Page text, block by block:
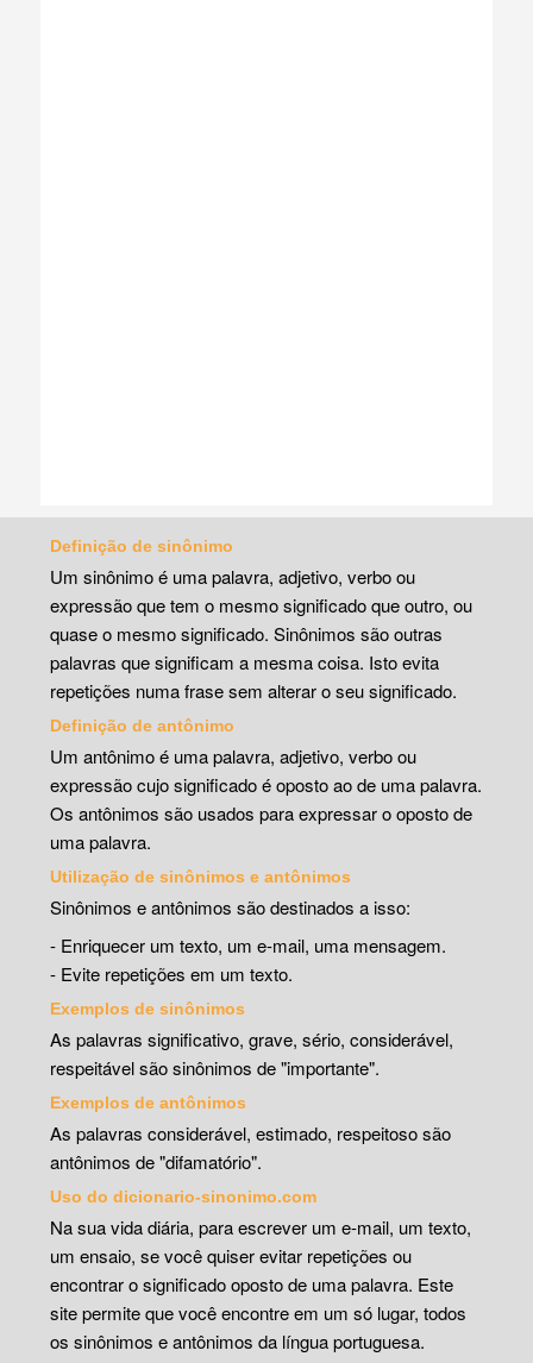
Definição de sinônimo
Um sinônimo é uma palavra, adjetivo, verbo ou
expressão que tem o mesmo significado que outro, ou
quase o mesmo significado. Sinônimos são outras
palavras que significam a mesma coisa. Isto evita
repetições numa frase sem alterar o seu significado.
Definição de antônimo
Um antônimo é uma palavra, adjetivo, verbo ou
expressão cujo significado é oposto ao de uma palavra.
Os antônimos são usados para expressar o oposto de
uma palavra.
Utilização de sinônimos e antônimos
Sinônimos e antônimos são destinados a isso:
- Enriquecer um texto, um e-mail, uma mensagem.
- Evite repetições em um texto.
Exemplos de sinônimos
As palavras significativo, grave, sério, considerável,
respeitável são sinônimos de "importante".
Exemplos de antônimos
As palavras considerável, estimado, respeitoso são
antônimos de "difamatório".
Uso do dicionario-sinonimo.com
Na sua vida diária, para escrever um e-mail, um texto,
um ensaio, se você quiser evitar repetições ou
encontrar o significado oposto de uma palavra. Este
site permite que você encontre em um só lugar, todos
os sinônimos e antônimos da língua portuguesa.